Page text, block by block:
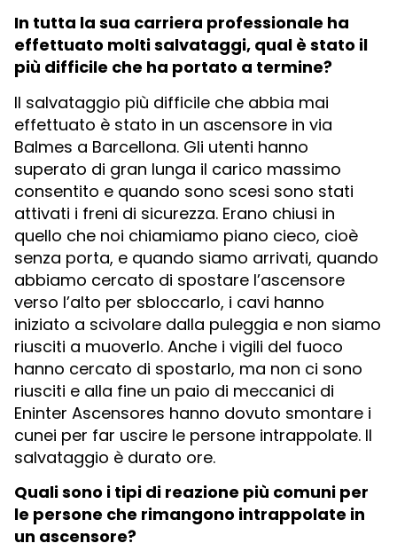
In tutta la sua carriera professionale ha
effettuato molti salvataggi, qual è stato il
più difficile che ha portato a termine?
Il salvataggio più difficile che abbia mai
effettuato è stato in un ascensore in via
Balmes a Barcellona. Gli utenti hanno
superato di gran lunga il carico massimo
consentito e quando sono scesi sono stati
attivati i freni di sicurezza. Erano chiusi in
quello che noi chiamiamo piano cieco, cioè
senza porta, e quando siamo arrivati, quando
abbiamo cercato di spostare l’ascensore
verso l’alto per sbloccarlo, i cavi hanno
iniziato a scivolare dalla puleggia e non siamo
riusciti a muoverlo. Anche i vigili del fuoco
hanno cercato di spostarlo, ma non ci sono
riusciti e alla fine un paio di meccanici di
Eninter Ascensores hanno dovuto smontare i
cunei per far uscire le persone intrappolate. Il
salvataggio è durato ore.
Quali sono i tipi di reazione più comuni per
le persone che rimangono intrappolate in
un ascensore?